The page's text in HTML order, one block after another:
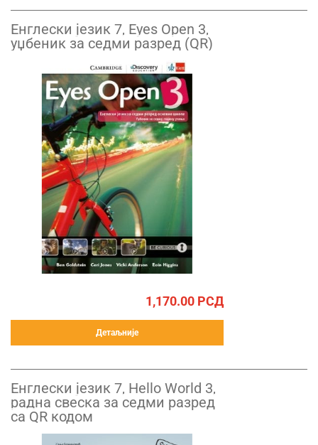
Енглески језик 7, Eyes Open 3,
уџбеник за седми разред (QR)
1,170.00 РСД
Детаљније
Енглески језик 7, Hello World 3,
радна свеска за седми разред
са QR кодом